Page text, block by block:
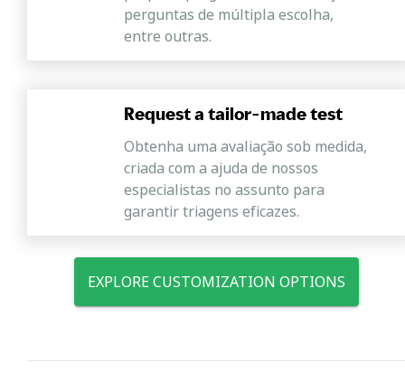
perguntas de múltipla escolha,
entre outras.
Request a tailor-made test
Obtenha uma avaliação sob medida,
criada com a ajuda de nossos
especialistas no assunto para
garantir triagens eficazes.
EXPLORE CUSTOMIZATION OPTIONS